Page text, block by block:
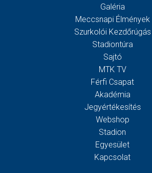
Galéria
Meccsnapi Élmények
Szurkolói Kezdőrúgás
Stadiontúra
Sajtó
MTK TV
Férfi Csapat
Akadémia
Jegyértékesítés
Webshop
Stadion
Egyesület
Kapcsolat